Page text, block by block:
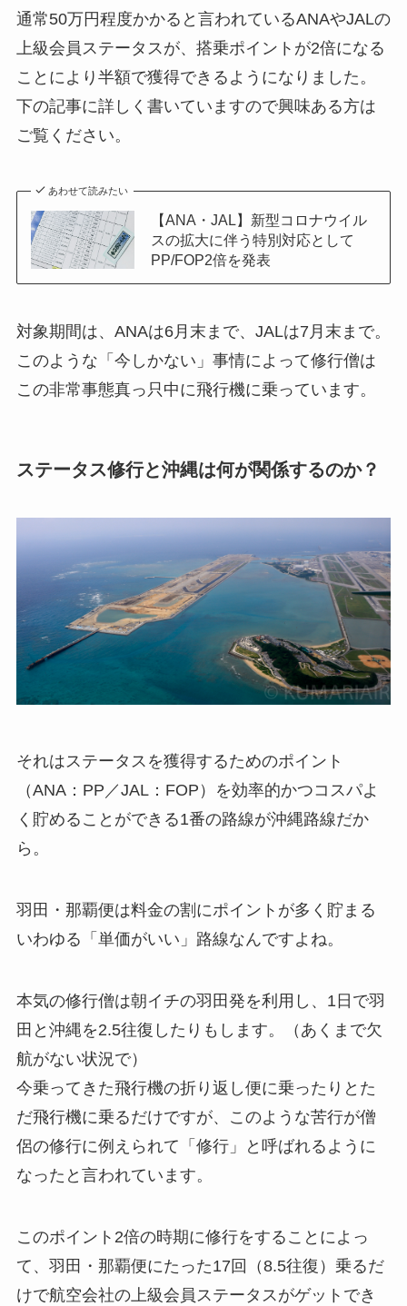
通常50万円程度かかると言われているANAやJALの
上級会員ステータスが、搭乗ポイントが2倍になる
ことにより半額で獲得できるようになりました。
下の記事に詳しく書いていますので興味ある方は
ご覧ください。
あわせて読みたい
【ANA・JAL】新型コロナウイル
スの拡大に伴う特別対応として
PP/FOP2倍を発表
対象期間は、ANAは6月末まで、JALは7月末まで。
このような「今しかない」事情によって修行僧は
この非常事態真っ只中に飛行機に乗っています。
ステータス修行と沖縄は何が関係するのか？
それはステータスを獲得するためのポイント
（ANA：PP／JAL：FOP）を効率的かつコスパよ
く貯めることができる1番の路線が沖縄路線だか
ら。
羽田・那覇便は料金の割にポイントが多く貯まる
いわゆる「単価がいい」路線なんですよね。
本気の修行僧は朝イチの羽田発を利用し、1日で羽
田と沖縄を2.5往復したりもします。（あくまで欠
航がない状況で）
今乗ってきた飛行機の折り返し便に乗ったりとた
だ飛行機に乗るだけですが、このような苦行が僧
侶の修行に例えられて「修行」と呼ばれるように
なったと言われています。
このポイント2倍の時期に修行をすることによっ
て、羽田・那覇便にたった17回（8.5往復）乗るだ
けで航空会社の上級会員ステータスがゲットでき